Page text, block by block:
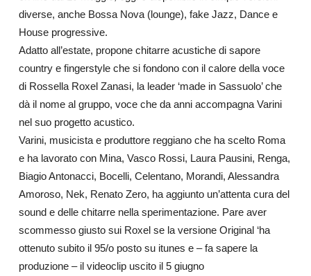
diverse, anche Bossa Nova (lounge), fake Jazz, Dance e
House progressive.
Adatto all’estate, propone chitarre acustiche di sapore
country e fingerstyle che si fondono con il calore della voce
di Rossella Roxel Zanasi, la leader ‘made in Sassuolo’ che
dà il nome al gruppo, voce che da anni accompagna Varini
nel suo progetto acustico.
Varini, musicista e produttore reggiano che ha scelto Roma
e ha lavorato con Mina, Vasco Rossi, Laura Pausini, Renga,
Biagio Antonacci, Bocelli, Celentano, Morandi, Alessandra
Amoroso, Nek, Renato Zero, ha aggiunto un’attenta cura del
sound e delle chitarre nella sperimentazione. Pare aver
scommesso giusto sui Roxel se la versione Original ‘ha
ottenuto subito il 95/o posto su itunes e – fa sapere la
produzione – il videoclip uscito il 5 giugno